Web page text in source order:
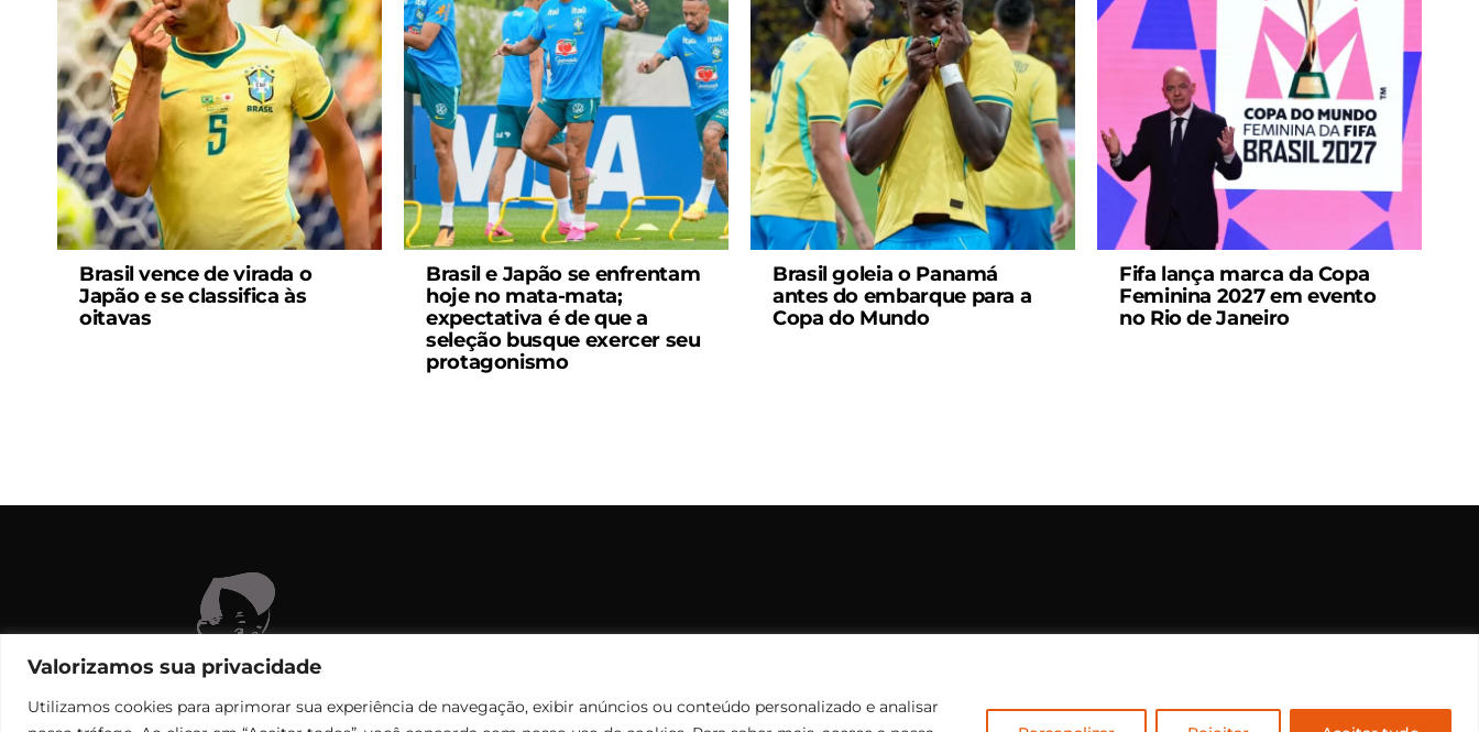
Valorizamos sua privacidade
Utilizamos cookies para aprimorar sua experiência de navegação, exibir anúncios ou conteúdo personalizado e analisar
Brasil vence de virada o
Japão e se classifica às
oitavas
Brasil e Japão se enfrentam
hoje no mata-mata;
expectativa é de que a
seleção busque exercer seu
protagonismo
Brasil goleia o Panamá
antes do embarque para a
Copa do Mundo
Fifa lança marca da Copa
Feminina 2027 em evento
no Rio de Janeiro